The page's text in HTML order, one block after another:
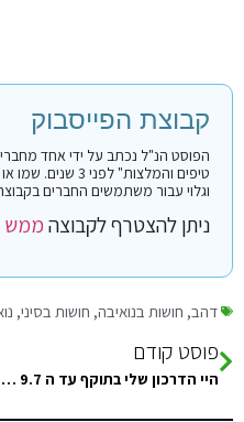
קבוצת הפייסבוק
הפוסט הנ"ל נכתב על ידי אחד מחברי
טיפים והמלצות"
וגלוי עבור משתמשים החברים
ניתן להצטרף לקבוצהממש
דהב, חושות בנואיבה, חושות בסיני,
פוסט קודם
היי הדרכון שלי בתוקף עד ה 9.7 ואנחנו נוסעים לטאבה ב 10.4 זה בעיה ממש ??? יש לי תור למשרד…